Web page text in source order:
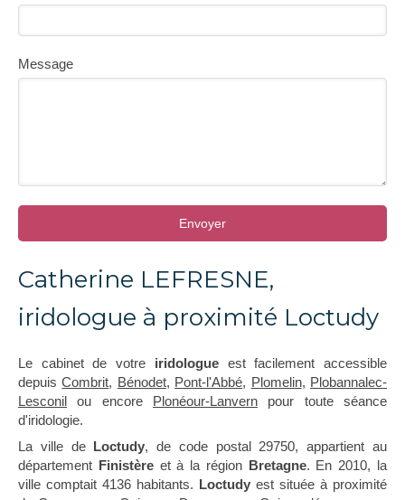
Message
Envoyer
Catherine LEFRESNE,
iridologue à proximité Loctudy
Le cabinet de votre iridologueest facilement accessible
depuisCombrit, Bénodet, Pont-l'Abbé, Plomelin, Plobannalec-
Lesconil ou encore Plonéour-Lanvern pour toute séance
d'iridologie.
La ville de Loctudy, de code postal 29750, appartient au
département Finistèreet à la région Bretagne. En 2010, la
ville comptait 4136 habitants. Loctudy est située à proximité